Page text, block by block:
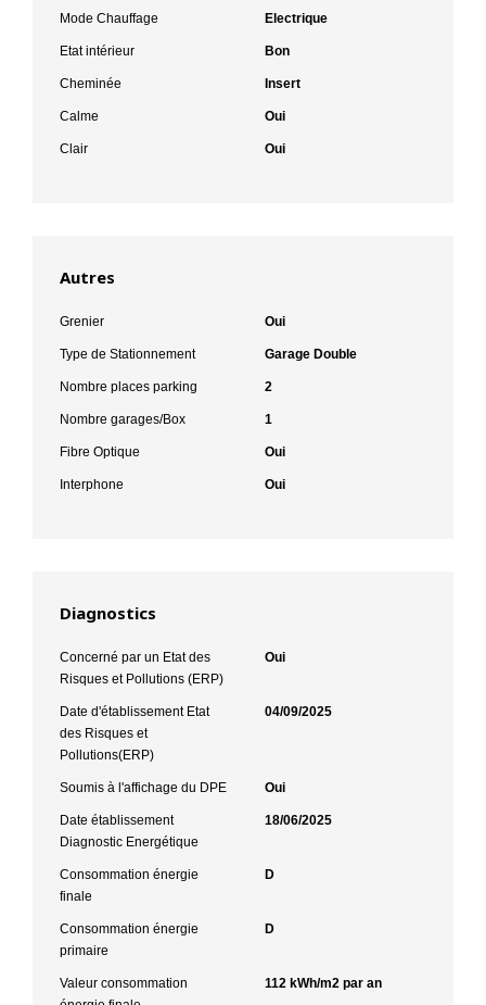
Mode Chauffage Electrique
Etat intérieur Bon
Cheminée Insert
Calme Oui
Clair Oui
Autres
Grenier Oui
Type de Stationnement Garage Double
Nombre places parking 2
Nombre garages/Box 1
Fibre Optique Oui
Interphone Oui
Diagnostics
Concerné par un Etat des
Risques et Pollutions (ERP)
Oui
Date d'établissement Etat
des Risques et
Pollutions(ERP)
04/09/2025
Soumis à l'affichage du DPE Oui
Date établissement
Diagnostic Energétique
18/06/2025
Consommation énergie
finale
D
Consommation énergie
primaire
D
Valeur consommation
112 kWh/m2 par an